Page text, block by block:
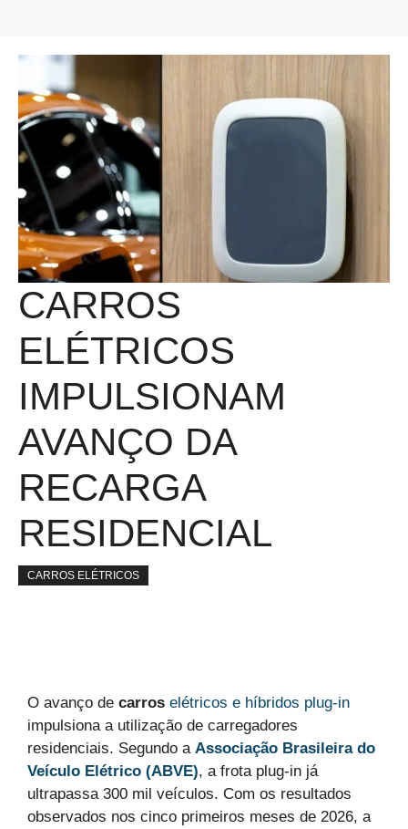
CARROS
ELÉTRICOS
IMPULSIONAM
AVANÇO DA
RECARGA
RESIDENCIAL
CARROS ELÉTRICOS
O avanço de carros elétricos e híbridos plug-in
impulsiona a utilização de carregadores
residenciais. Segundo a Associação Brasileira do
Veículo Elétrico (ABVE), a frota plug-in já
ultrapassa 300 mil veículos. Com os resultados
observados nos cinco primeiros meses de 2026, a